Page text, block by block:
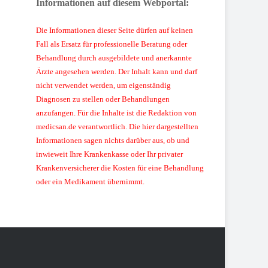
Informationen auf diesem Webportal:
Die Informationen dieser Seite dürfen auf keinen
Fall als Ersatz für professionelle Beratung oder
Behandlung durch ausgebildete und anerkannte
Ärzte angesehen werden. Der Inhalt kann und darf
nicht verwendet werden, um eigenständig
Diagnosen zu stellen oder Behandlungen
anzufangen. Für die Inhalte ist die Redaktion von
medicsan.de verantwortlich. Die hier dargestellten
Informationen sagen nichts darüber aus, ob und
inwieweit Ihre Krankenkasse oder Ihr privater
Krankenversicherer die Kosten für eine Behandlung
oder ein Medikament übernimmt.